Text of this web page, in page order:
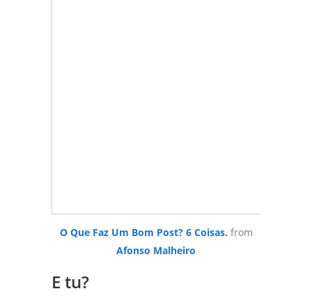
O Que Faz Um Bom Post? 6 Coisas. from
Afonso Malheiro
E tu?